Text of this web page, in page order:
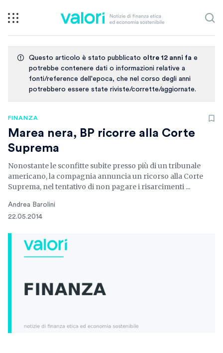
Questo articolo è stato pubblicato oltre 12 anni fa e
potrebbe contenere dati o informazioni relative a
fonti/reference dell'epoca, che nel corso degli anni
potrebbero essere state riviste/corrette/aggiornate.
FINANZA
Marea nera, BP ricorre alla Corte
Suprema
Nonostante le sconfitte subite presso più di un tribunale
americano, la compagnia annuncia un ricorso alla Corte
Suprema, nel tentativo di non pagare i risarcimenti ...
Andrea Barolini
22.05.2014